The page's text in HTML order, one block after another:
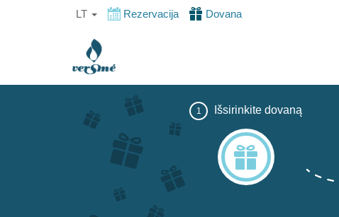
LT Rezervacija Dovana
1 Išsirinkite dovaną